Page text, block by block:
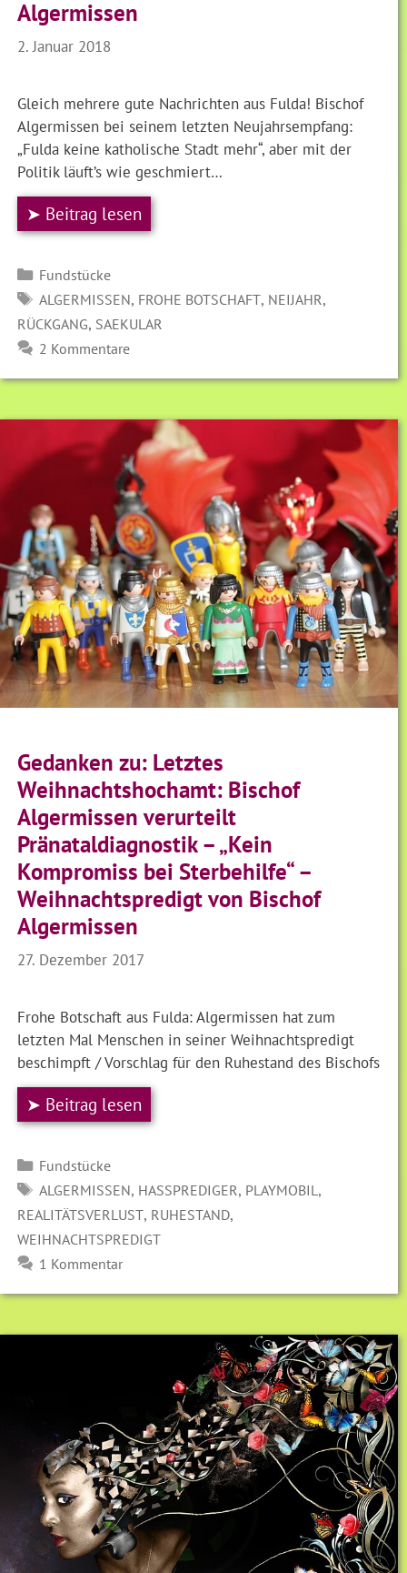
Algermissen
2. Januar 2018
Gleich mehrere gute Nachrichten aus Fulda! Bischof
Algermissen bei seinem letzten Neujahrsempfang:
„Fulda keine katholische Stadt mehr“, aber mit der
Politik läuft’s wie geschmiert…
➤ Beitrag lesen
Kategorien
Fundstücke
SCHLAGWÖRTER
ALGERMISSEN, FROHE BOTSCHAFT, NEIJAHR,
RÜCKGANG, SAEKULAR
2 Kommentare
Gedanken zu: Letztes
Weihnachtshochamt: Bischof
Algermissen verurteilt
Pränataldiagnostik – „Kein
Kompromiss bei Sterbehilfe“ –
Weihnachtspredigt von Bischof
Algermissen
27. Dezember 2017
Frohe Botschaft aus Fulda: Algermissen hat zum
letzten Mal Menschen in seiner Weihnachtspredigt
beschimpft / Vorschlag für den Ruhestand des Bischofs
➤ Beitrag lesen
Kategorien
Fundstücke
SCHLAGWÖRTER
ALGERMISSEN, HASSPREDIGER, PLAYMOBIL ,
REALITÄTSVERLUST, RUHESTAND,
WEIHNACHTSPREDIGT
1 Kommentar